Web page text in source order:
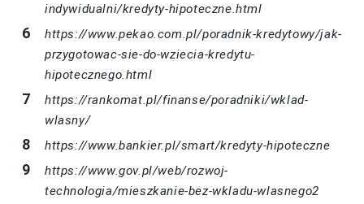
indywidualni/kredyty-hipoteczne.html
https://www.pekao.com.pl/poradnik-kredytowy/jak-
przygotowac-sie-do-wziecia-kredytu-
hipotecznego.html
https://rankomat.pl/finanse/poradniki/wklad-
wlasny/
https://www.bankier.pl/smart/kredyty-hipoteczne
https://www.gov.pl/web/rozwoj-
technologia/mieszkanie-bez-wkladu-wlasnego2